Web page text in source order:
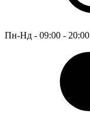
Пн-Нд - 09:00 - 20:00